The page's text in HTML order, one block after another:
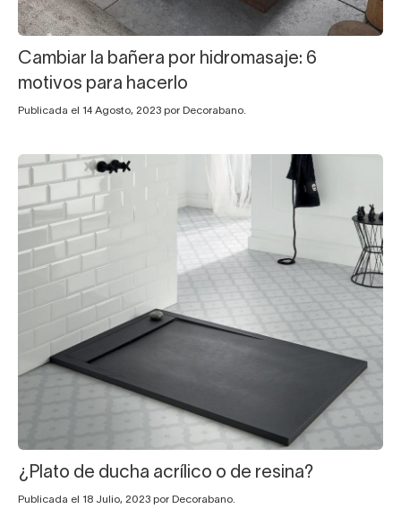
Cambiar la bañera por hidromasaje: 6
motivos para hacerlo
Publicada el 14 Agosto, 2023 por Decorabano.
¿Plato de ducha acrílico o de resina?
Publicada el 18 Julio, 2023 por Decorabano.